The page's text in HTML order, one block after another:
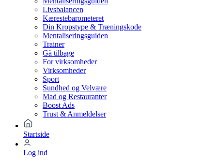
Livsbalancen
Kærestebarometeret
Din Kropstype & Træningskode
Mentaliseringsguiden
Trainer
Gå tilbage
For virksomheder
Virksomheder
Sport
Sundhed og Velvære
Mad og Restauranter
Boost Ads
Trust & Anmeldelser
Startside
Log ind